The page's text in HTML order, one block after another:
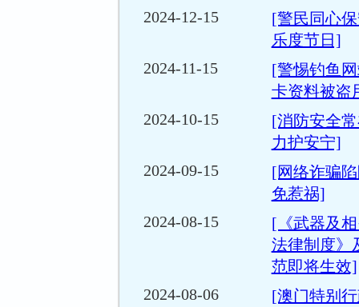
2024-12-15
[警民同心
乐度节日]
2024-11-15
[警惕钓鱼
卡资料被盗
2024-10-15
[消防安全
力护安宁]
2024-09-15
[网络诈骗
免惹祸]
2024-08-15
[《武器及
法律制度》
范即将生效]
2024-08-06
[澳门特别